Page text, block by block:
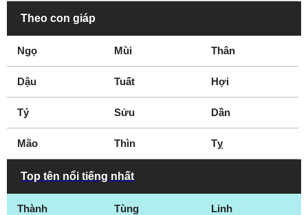
Theo con giáp
Ngọ Mùi Thân
Dậu Tuất Hợi
Tý Sửu Dần
Mão Thìn Tỵ
Top tên nổi tiếng nhất
Thành Tùng Linh